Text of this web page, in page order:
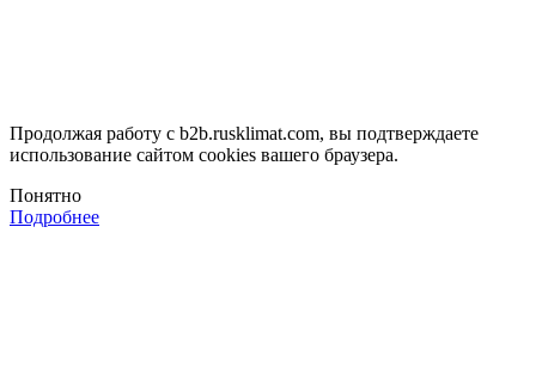
Продолжая работу с b2b.rusklimat.com, вы подтверждаете
использование сайтом cookies вашего браузера.
Понятно
Подробнее